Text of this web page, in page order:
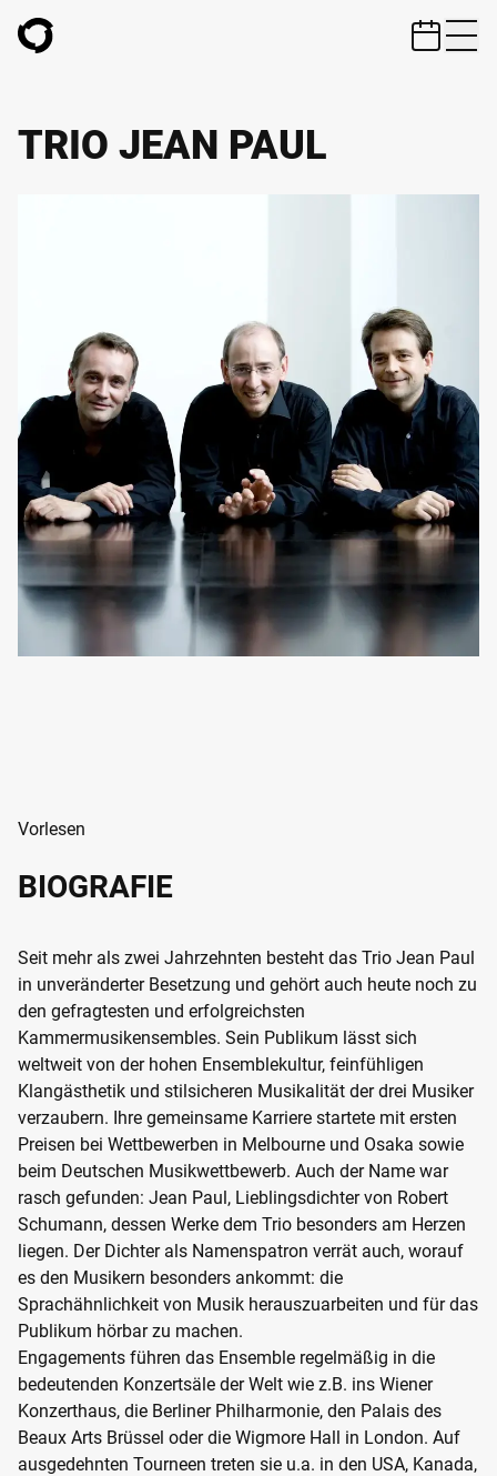
ZUM HAUPTINHALT SPRINGEN
TRIO JEAN PAUL
Vorlesen
BIOGRAFIE
Seit mehr als zwei Jahrzehnten besteht das Trio Jean Paul
in unveränderter Besetzung und gehört auch heute noch zu
den gefragtesten und erfolgreichsten
Kammermusikensembles. Sein Publikum lässt sich
weltweit von der hohen Ensemblekultur, feinfühligen
Klangästhetik und stilsicheren Musikalität der drei Musiker
verzaubern. Ihre gemeinsame Karriere startete mit ersten
Preisen bei Wettbewerben in Melbourne und Osaka sowie
beim Deutschen Musikwettbewerb. Auch der Name war
rasch gefunden: Jean Paul, Lieblingsdichter von Robert
Schumann, dessen Werke dem Trio besonders am Herzen
liegen. Der Dichter als Namenspatron verrät auch, worauf
es den Musikern besonders ankommt: die
Sprachähnlichkeit von Musik herauszuarbeiten und für das
Publikum hörbar zu machen.
Engagements führen das Ensemble regelmäßig in die
bedeutenden Konzertsäle der Welt wie z.B. ins Wiener
Konzerthaus, die Berliner Philharmonie, den Palais des
Beaux Arts Brüssel oder die Wigmore Hall in London. Auf
ausgedehnten Tourneen treten sie u.a. in den USA, Kanada,